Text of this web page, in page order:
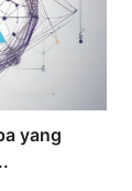
yang